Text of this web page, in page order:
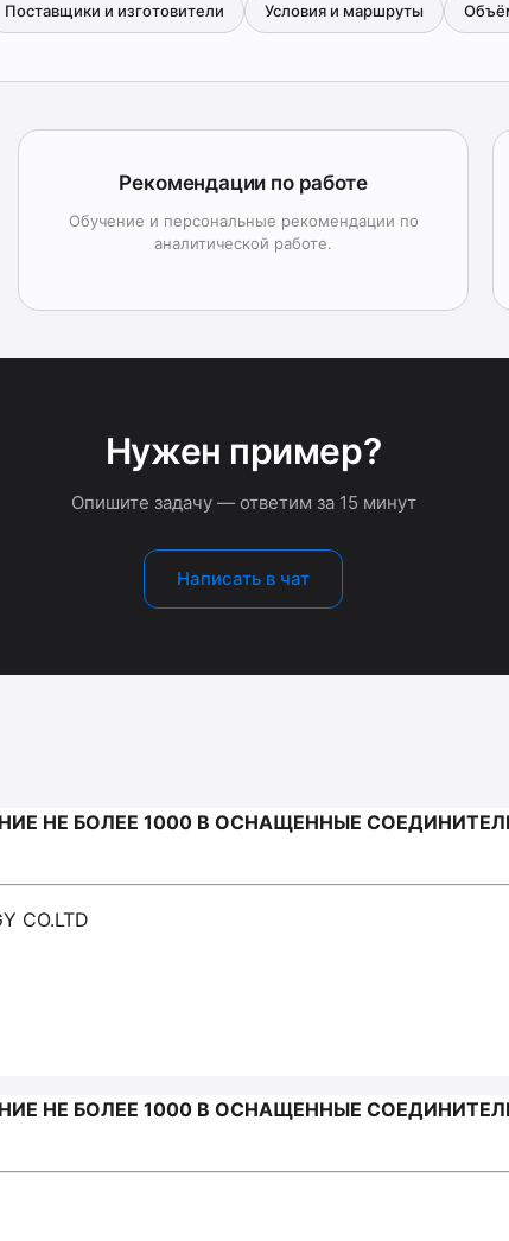
Поставщики и изготовители Условия и маршруты
Рекомендации по работе
Обучение и персональные рекомендации по
аналитической работе.
Нужен пример?
Опишите задачу — ответим за 15 минут
Написать в чат
НЕ БОЛЕЕ 1000 В ОСНАЩЕННЫЕ
CO.LTD
НЕ БОЛЕЕ 1000 В ОСНАЩЕННЫЕ